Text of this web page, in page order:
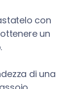
con
un
di una